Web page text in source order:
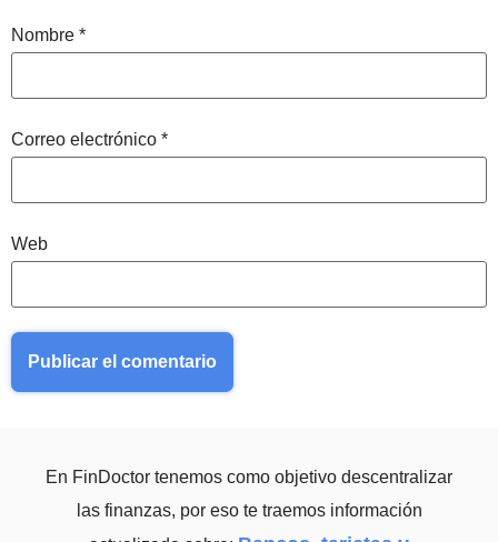
Nombre *
Correo electrónico *
Web
En FinDoctor tenemos como objetivo descentralizar
las finanzas, por eso te traemos información